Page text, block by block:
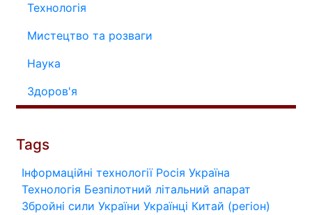
Технологія
Мистецтво та розваги
Наука
Здоров'я
Tags
Інформаційні технології Росія Україна
Технологія Безпілотний літальний апарат
Збройні сили України Українці Китай (регіон)